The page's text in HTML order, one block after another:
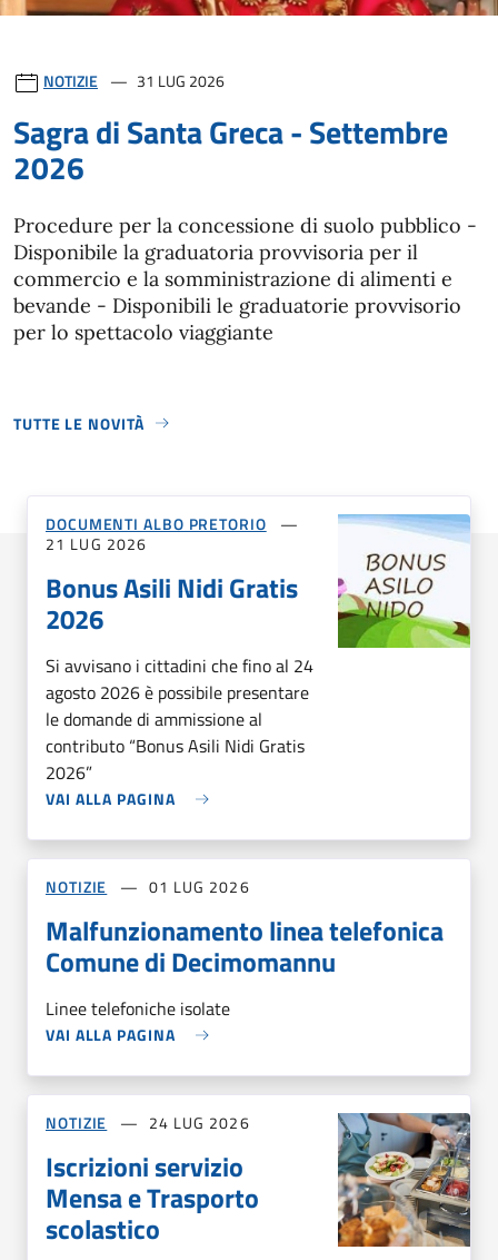
NOTIZIE 31 LUG 2026
Sagra di Santa Greca - Settembre
2026
Procedure per la concessione di suolo pubblico -
Disponibile la graduatoria provvisoria per il
commercio e la somministrazione di alimenti e
bevande - Disponibili le graduatorie provvisorio
per lo spettacolo viaggiante
TUTTE LE NOVITÀ
DOCUMENTI ALBO PRETORIO
21 LUG 2026
Bonus Asili Nidi Gratis
2026
Si avvisano i cittadini che fino al 24
agosto 2026 è possibile presentare
le domande di ammissione al
contributo “Bonus Asili Nidi Gratis
2026”
VAI ALLA PAGINA
NOTIZIE 01 LUG 2026
Malfunzionamento linea telefonica
Comune di Decimomannu
Linee telefoniche isolate
VAI ALLA PAGINA
NOTIZIE 24 LUG 2026
Iscrizioni servizio
Mensa e Trasporto
scolastico